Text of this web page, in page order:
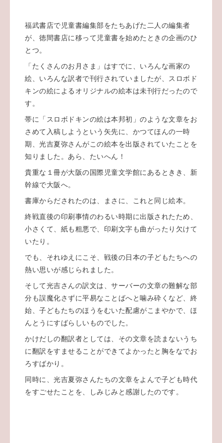
福武書店で児童書編集部をたちあげた二人の編集者
が、徳間書店に移って児童書を始めたときの企画のひ
とつ。
「たくさんのお月さま」はすでに、いろんな画家の
絵、いろんな訳者で刊行されていましたが、スロボド
キンの絵によるオリジナルの絵本は未刊行だったので
す。
帯に「スロボドキンの絵は本邦初」のような文章をお
さめて入稿しようという矢先に、かつてほんの一時
期、光吉夏弥さんがこの絵本を出版されていたことを
知りました。あら、たいへん！
貴重な１冊が大阪の国際児童文学館にあるときき、新
幹線で大阪へ。
書庫からだされたのは、まさに、これと同じ絵本。
終戦直後の印刷事情のわるい時期に出版されたため、
小さくて、紙も粗悪で、印刷文字も曲がったり欠けて
いたり。
でも、それゆえにこそ、戦後の日本の子どもたちへの
熱い思いが感じられました。
そして光吉さんの訳文は、サーバーの文章の難解な部
分も誤魔化さずに平易なことばへと噛み砕くなど、終
始、子どもたちのほうをむいた配慮がこまやかで、ほ
んとうにすばらしいものでした。
かけだしの翻訳者としては、その文章を読まないうち
に翻訳をすませることができてよかったと胸をなでお
ろすばかり。
同時に、光吉夏弥さんたちの文章をよんで子ども時代
をすごせたことを、しみじみと感謝したのです。